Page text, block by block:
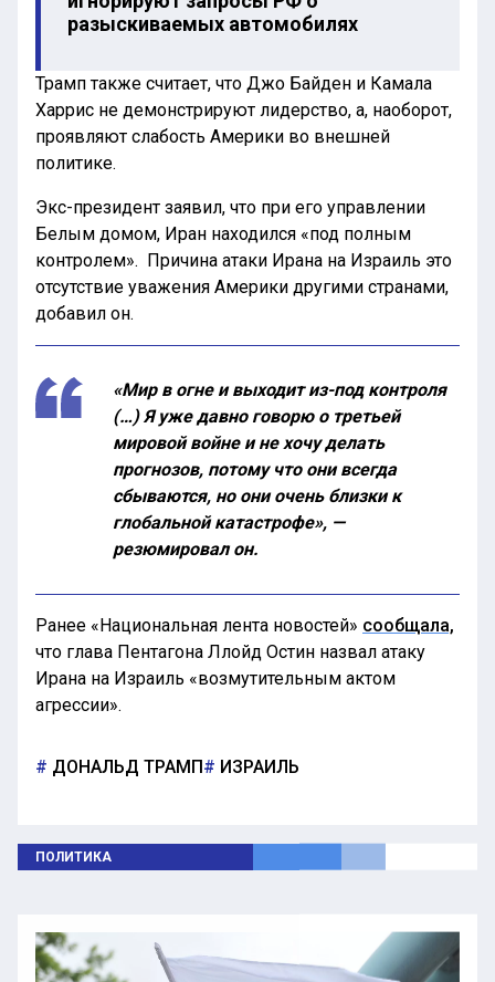
разыскиваемых автомобилях
Трамп также считает, что Джо Байден и Камала
Харрис не демонстрируют лидерство, а, наоборот,
проявляют слабость Америки во внешней
политике.
Экс-президент заявил, что при его управлении
Белым домом, Иран находился «под полным
контролем». Причина атаки Ирана на Израиль это
отсутствие уважения Америки другими странами,
добавил он.
«Мир в огне и выходит из-под контроля
(…) Я уже давно говорю о третьей
мировой войне и не хочу делать
прогнозов, потому что они всегда
сбываются, но они очень близки к
глобальной катастрофе», —
резюмировал он.
Ранее «Национальная лента новостей» сообщала,
что глава Пентагона Ллойд Остин назвал атаку
Ирана на Израиль «возмутительным актом
агрессии».
ДОНАЛЬД ТРАМП ИЗРАИЛЬ
ПОЛИТИКА